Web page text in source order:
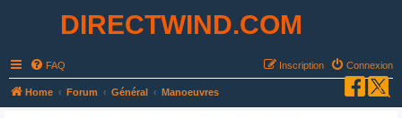
DIRECTWIND.COM
FAQ Connexion
Inscription
Home Forum Général Manoeuvres